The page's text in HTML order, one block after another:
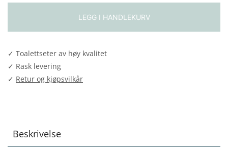
LEGG I HANDLEKURV
✓ Toalettseter av høy kvalitet
✓ Rask levering
✓ Retur og kjøpsvilkår
Beskrivelse